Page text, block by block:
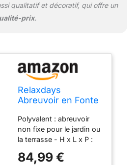
qualitatif et décoratif, qui offre un
prix.
Relaxdays
Abreuvoir en Fonte
mangeoire pour
Oiseaux Sauvages
74,5 cm Haut, Brun,
Marron
Polyvalent : abreuvoir
non fixe pour le jardin ou
la terrasse - H x L x P :
Métallique : superbe
84,99 €